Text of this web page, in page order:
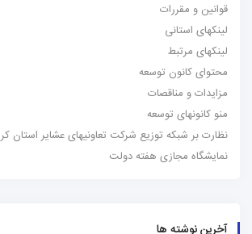
قوانین و مقررات
لینکهای استانی
لینکهای مرتبط
محتوای کانون توسعه
مزایدات و مناقصات
منو کانونهای توسعه
نظارت بر شبکه توزیع شرکت تعاونیهای عشایر استان کر
نمایشگاه مجازی هفته دولت